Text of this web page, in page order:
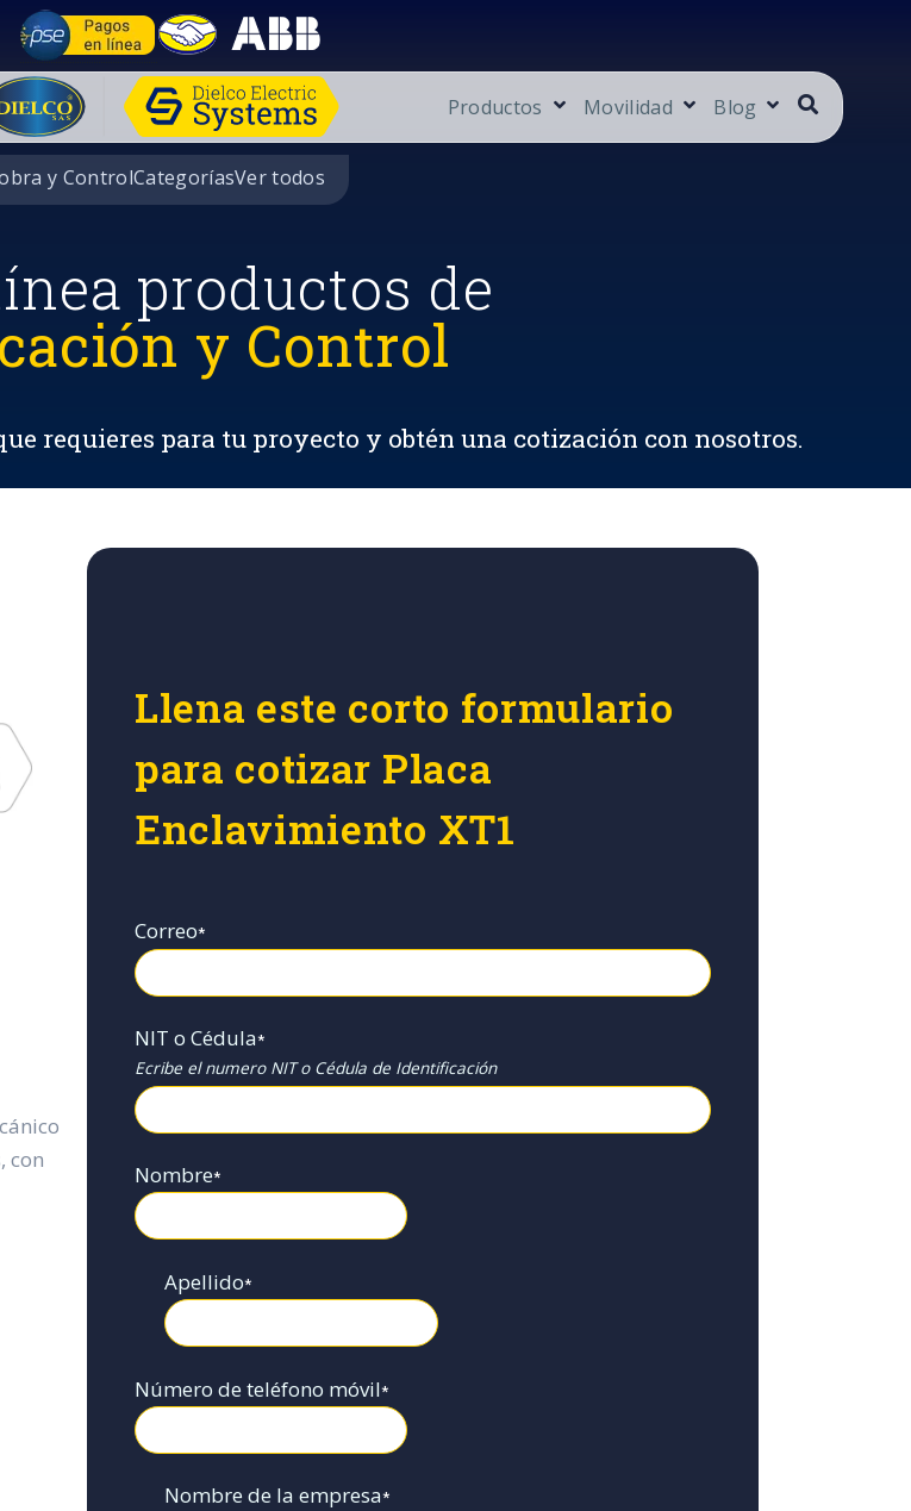
Productos Movilidad Blog
y ControlCategoríasVer todos
productos de
y Control
requieres para tu proyecto y obtén una cotización con nosotros.
con
Llena este corto formulario
para cotizar Placa
Enclavimiento XT1
Correo*
NIT o Cédula*
Ecribe el numero NIT o Cédula de Identificación
Nombre*
Apellido*
Número de teléfono móvil*
Nombre de la empresa*